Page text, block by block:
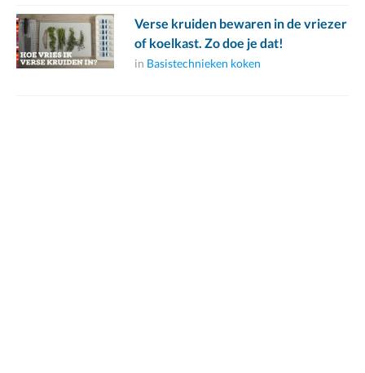
Verse kruiden bewaren in de vriezer
of koelkast. Zo doe je dat!
in Basistechnieken koken